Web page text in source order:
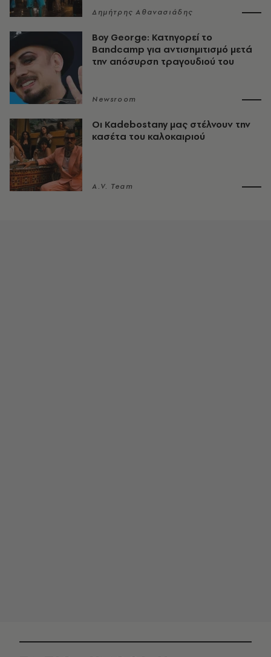
Δημήτρης Αθανασιάδης
Boy George: Κατηγορεί το
Bandcamp για αντισημιτισμό μετά
την απόσυρση τραγουδιού του
Newsroom
Οι Kadebostany μας στέλνουν την
κασέτα του καλοκαιριού
A.V. Team